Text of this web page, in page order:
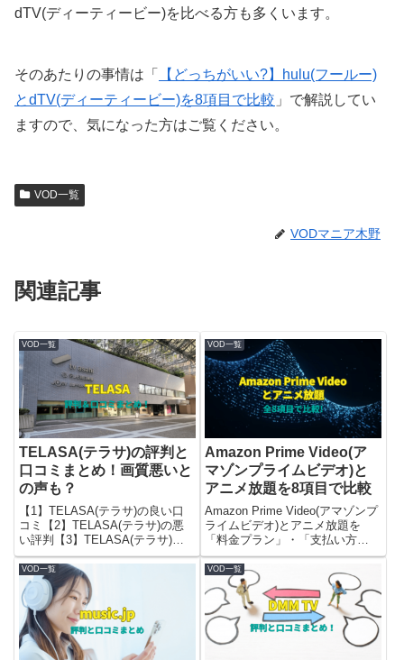
dTV(ディーティービー)を比べる方も多くいます。
そのあたりの事情は「
【どっちがいい?】hulu(フールー)
とdTV(ディーティービー)を8項目で比較 」で解説してい
ますので、気になった方はご覧ください。
VOD一覧
VODマニア木野
関連記事
VOD一覧
TELASA(テラサ)の評判と
口コミまとめ！画質悪いと
の声も？
【1】TELASA(テラサ)の良い口
コミ【2】TELASA(テラサ)の悪
い評判【3】TELASA(テラサ)を
お勧めする人・しない人
VOD一覧
Amazon Prime Video(ア
マゾンプライムビデオ)と
アニメ放題を8項目で比較
Amazon Prime Video(アマゾンプ
ライムビデオ)とアニメ放題を
「料金プラン」・「支払い方
法」・「動画本数と作品数」・
「ジャンル」・「同時視聴数は何
人まで？）」・「無料トライアル
期間」「画質の選択」「ダウンロ
ード機能」の8点で比較。
VOD一覧 VOD一覧